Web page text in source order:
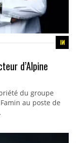
d’Alpine
du groupe
au poste de